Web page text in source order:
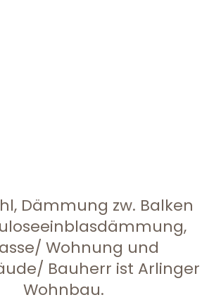
Dämmung zw. Balken
Wohnung und
Bauherr ist Arlinger
Wohnbau.